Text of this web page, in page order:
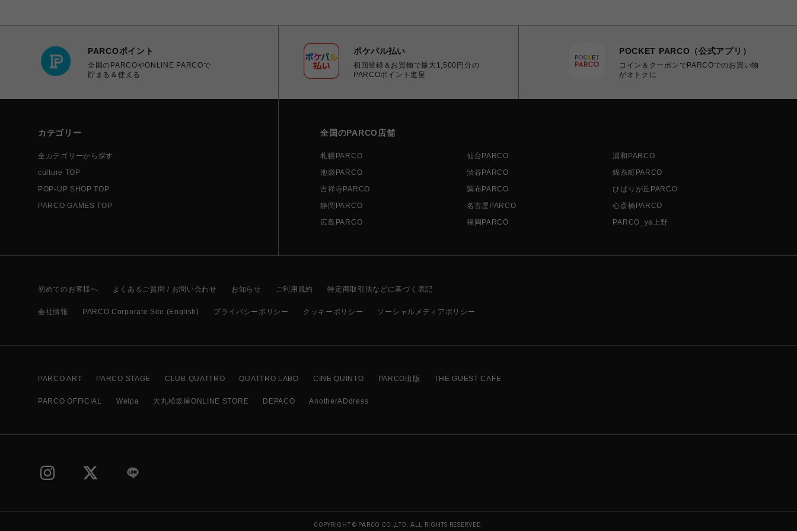
PARCOポイント
全国のPARCOやONLINE PARCOで
貯まる＆使える
ポケパル払い
初回登録＆お買物で最大1,500円分の
PARCOポイント進呈
POCKET PARCO（公式アプリ）
コイン＆クーポンでPARCOでのお買い物
がオトクに
カテゴリー
全カテゴリーから探す
culture TOP
POP-UP SHOP TOP
PARCO GAMES TOP
全国のPARCO店舗
札幌PARCO 仙台PARCO
浦和PARCO
池袋PARCO
渋谷PARCO
錦糸町PARCO
吉祥寺PARCO
調布PARCO
ひばりが丘PARCO
静岡PARCO
名古屋PARCO
心斎橋PARCO
広島PARCO
福岡PARCO PARCO_ya上野
初めてのお客様へ よくあるご質問 / お問い合わせ お知らせ ご利用規約 特定商取引法などに基づく表記
会社情報 PARCO Corporate Site (English) プライバシーポリシー クッキーポリシー ソーシャルメディアポリシー
PARCO ART PARCO STAGE CLUB QUATTRO QUATTRO LABO CINE QUINTO PARCO出版 THE GUEST CAFE
PARCO OFFICIAL Welpa 大丸松坂屋ONLINE STORE DEPACO AnotherADdress
COPYRIGHT © PARCO CO.,LTD. ALL RIGHTS RESERVED.